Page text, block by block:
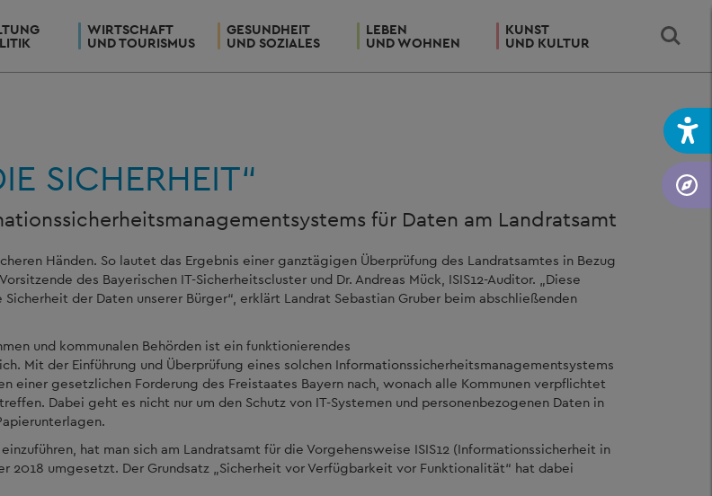
WIRTSCHAFT
UND TOURISMUS
GESUNDHEIT
UND SOZIALES
LEBEN
UND WOHNEN
KUNST
UND KULTUR
SICHERHEIT“
für Daten am Landratsamt
Händen. So lautet das Ergebnis einer ganztägigen Überprüfung des Landratsamtes in Bezug
des Bayerischen IT-Sicherheitscluster und Dr. Andreas Mück, ISIS12-Auditor. „Diese
der Daten unserer Bürger“, erklärt Landrat Sebastian Gruber beim abschließenden
und kommunalen Behörden ist ein funktionierendes
Mit der Einführung und Überprüfung eines solchen Informationssicherheitsmanagementsystems
einer gesetzlichen Forderung des Freistaates Bayern nach, wonach alle Kommunen verpflichtet
Dabei geht es nicht nur um den Schutz von IT-Systemen und personenbezogenen Daten in
hat man sich am Landratsamt für die Vorgehensweise ISIS12 (Informationssicherheit in
2018 umgesetzt. Der Grundsatz „Sicherheit vor Verfügbarkeit vor Funktionalität“ hat dabei